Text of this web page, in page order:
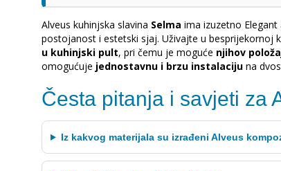
Alveus kuhinjska slavina Selma ima izuzetno Elegant
postojanost i estetski sjaj. Uživajte u besprijekornoj
u kuhinjski pult, pri čemu je moguće njihov
omogućuje jednostavnu i brzu instalaciju na
Česta pitanja i savjeti za
Iz kakvog materijala su izrađeni Alveus